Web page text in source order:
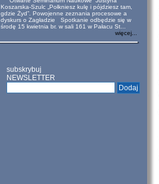
Koszarska-Szulc „Połkniesz kulę i pójdziesz tam,
gdzie Żyd”. Powojenne zeznania procesowe a
dyskurs o Zagładzie Spotkanie odbędzie się w
środę 15 kwietnia br. w sali 161 w Pałacu St...
więcej...
subskrybuj
NEWSLETTER